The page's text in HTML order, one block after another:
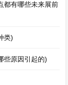
都有哪些未来展前
类)
些原因引起的)